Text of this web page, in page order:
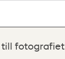
till fotografiet